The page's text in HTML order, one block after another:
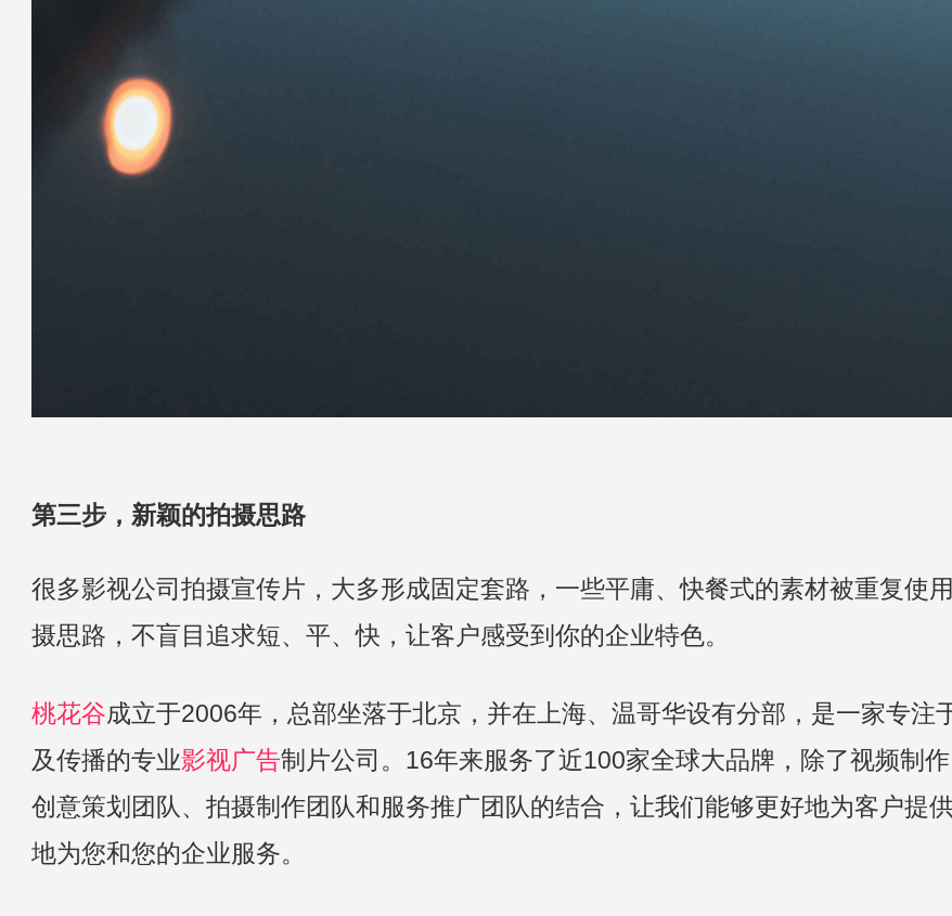
第三步，新颖的拍摄思路
很多影视公司拍摄宣传片，大多形成固定套路，一些平庸、快餐式的素材被重复使
摄思路，不盲目追求短、平、快，让客户感受到你的企业特色。
桃花谷成立于2006年，总部坐落于北京，并在上海、温哥华设有分部，是一家专注
及传播的专业影视广告制片公司。16年来服务了近100家全球大品牌，除了视频制
创意策划团队、拍摄制作团队和服务推广团队的结合，让我们能够更好地为客户提
地为您和您的企业服务。